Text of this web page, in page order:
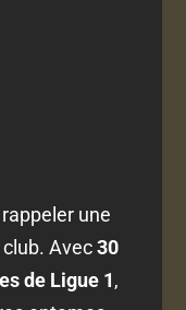
une
club. Avec30
de Ligue 1,